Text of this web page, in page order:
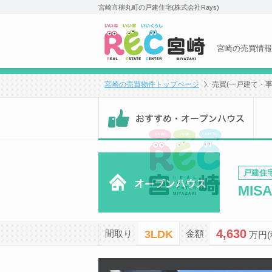
宮崎市柳丸町の戸建住宅(株式会社Rays)
宮崎の売買情
宮崎の売買物件トップページ 売買(一戸建て・
戸建住
間取り 3LDK 金額 4,630万円(
前の物件画像